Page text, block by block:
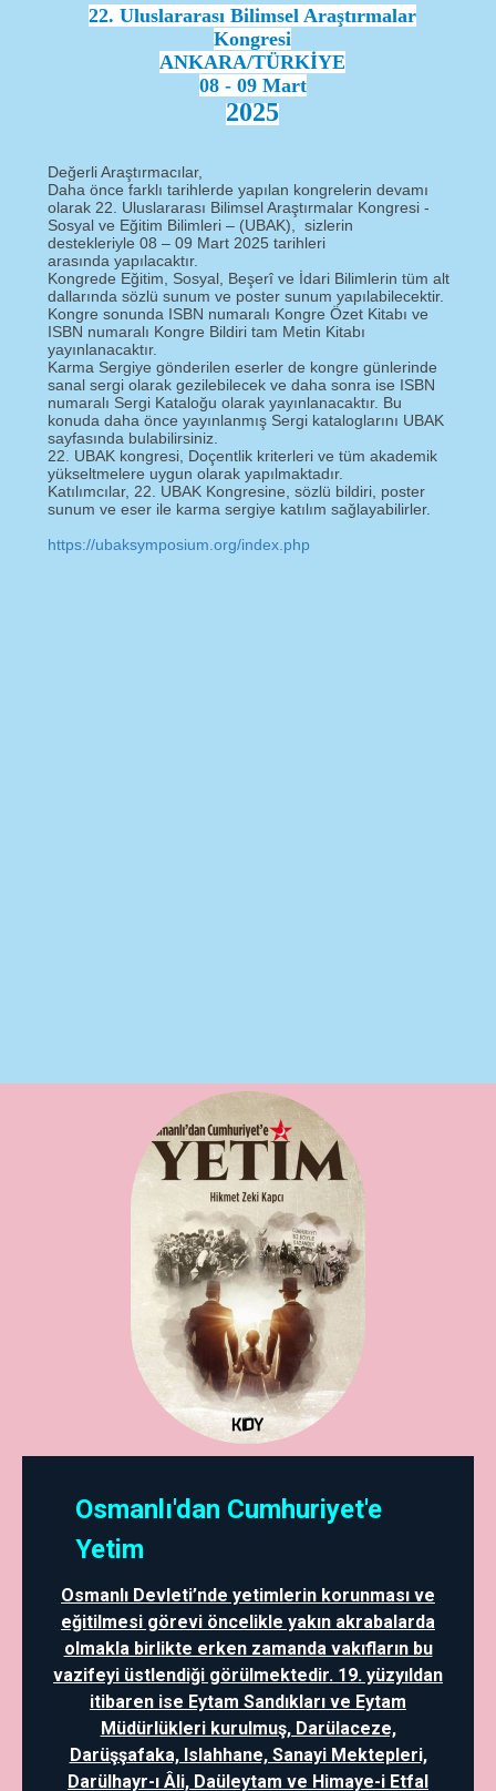
22. Uluslararası Bilimsel Araştırmalar
Kongresi
ANKARA/TÜRKİYE
08 - 09 Mart
2025
Değerli Araştırmacılar,
Daha önce farklı tarihlerde yapılan kongrelerin devamı
olarak 22. Uluslararası Bilimsel Araştırmalar Kongresi -
Sosyal ve Eğitim Bilimleri – (UBAK), sizlerin
destekleriyle 08 – 09 Mart 2025 tarihleri
arasında yapılacaktır.
Kongrede Eğitim, Sosyal, Beşerî ve İdari Bilimlerin tüm alt
dallarında sözlü sunum ve poster sunum yapılabilecektir.
Kongre sonunda ISBN numaralı Kongre Özet Kitabı ve
ISBN numaralı Kongre Bildiri tam Metin Kitabı
yayınlanacaktır.
Karma Sergiye gönderilen eserler de kongre günlerinde
sanal sergi olarak gezilebilecek ve daha sonra ise ISBN
numaralı Sergi Kataloğu olarak yayınlanacaktır. Bu
konuda daha önce yayınlanmış Sergi kataloglarını UBAK
sayfasında bulabilirsiniz.
22. UBAK kongresi, Doçentlik kriterleri ve tüm akademik
yükseltmelere uygun olarak yapılmaktadır.
Katılımcılar, 22. UBAK Kongresine, sözlü bildiri, poster
sunum ve eser ile karma sergiye katılım sağlayabilirler.
https://ubaksymposium.org/index.php
Osmanlı'dan Cumhuriyet'e
Yetim
Osmanlı Devleti’nde yetimlerin korunması ve
eğitilmesi görevi öncelikle yakın akrabalarda
olmakla birlikte erken zamanda vakıfların bu
vazifeyi üstlendiği görülmektedir. 19. yüzyıldan
itibaren ise Eytam Sandıkları ve Eytam
Müdürlükleri kurulmuş, Darülaceze,
Darüşşafaka, Islahhane, Sanayi Mektepleri,
Darülhayr-ı Âli, Daüleytam ve Himaye-i Etfal